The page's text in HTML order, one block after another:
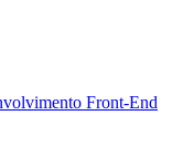
Front-End